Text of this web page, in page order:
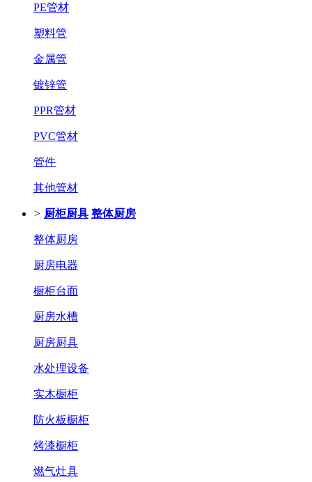
PE管材
塑料管
金属管
镀锌管
PPR管材
PVC管材
管件
其他管材
> 厨柜厨具 整体厨房
整体厨房
厨房电器
橱柜台面
厨房水槽
厨房厨具
水处理设备
实木橱柜
防火板橱柜
烤漆橱柜
燃气灶具